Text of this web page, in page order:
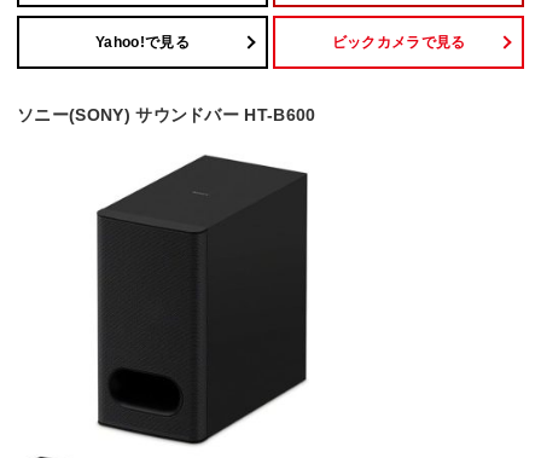
Yahoo!で見る ビックカメラで見る
ソニー(SONY) サウンドバー HT-B600